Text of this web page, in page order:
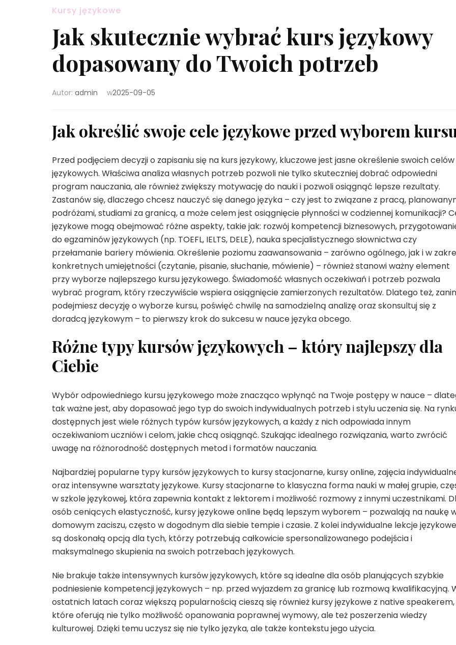
Kursy językowe
Jak skutecznie wybrać kurs językowy
dopasowany do Twoich potrzeb
Autor: admin w2025-09-05
Jak określić swoje cele językowe przed wyborem
Przed podjęciem decyzji o zapisaniu się na kurs językowy, kluczowe jest jasne określenie swoich celów
językowych. Właściwa analiza własnych potrzeb pozwoli nie tylko skuteczniej dobrać odpowiedni
program nauczania, ale również zwiększy motywację do nauki i pozwoli osiągnąć lepsze rezultaty.
Zastanów się, dlaczego chcesz nauczyć się danego języka – czy jest to związane z pracą,
podróżami, studiami za granicą, a może celem jest osiągnięcie płynności w codziennej komunikacji?
językowe mogą obejmować różne aspekty, takie jak: rozwój kompetencji biznesowych,
do egzaminów językowych (np. TOEFL, IELTS, DELE), nauka specjalistycznego słownictwa czy
przełamanie bariery mówienia. Określenie poziomu zaawansowania – zarówno ogólnego, jak i w
konkretnych umiejętności (czytanie, pisanie, słuchanie, mówienie) – również stanowi ważny element
przy wyborze najlepszego kursu językowego. Świadomość własnych oczekiwań i potrzeb pozwala
wybrać program, który rzeczywiście wspiera osiągnięcie zamierzonych rezultatów. Dlatego też,
podejmiesz decyzję o wyborze kursu, poświęć chwilę na samodzielną analizę oraz skonsultuj się z
doradcą językowym – to pierwszy krok do sukcesu w nauce języka obcego.
Różne typy kursów językowych – który najlepszy dla
Ciebie
Wybór odpowiedniego kursu językowego może znacząco wpłynąć na Twoje postępy w nauce –
tak ważne jest, aby dopasować jego typ do swoich indywidualnych potrzeb i stylu uczenia się. Na
dostępnych jest wiele różnych typów kursów językowych, a każdy z nich odpowiada innym
oczekiwaniom uczniów i celom, jakie chcą osiągnąć. Szukając idealnego rozwiązania, warto zwrócić
uwagę na różnorodność dostępnych metod i formatów nauczania.
Najbardziej popularne typy kursów językowych to kursy stacjonarne, kursy online, zajęcia
oraz intensywne warsztaty językowe. Kursy stacjonarne to klasyczna forma nauki w małej grupie,
w szkole językowej, która zapewnia kontakt z lektorem i możliwość rozmowy z innymi uczestnikami.
osób ceniących elastyczność, kursy językowe online będą lepszym wyborem – pozwalają na naukę
domowym zaciszu, często w dogodnym dla siebie tempie i czasie. Z kolei indywidualne lekcje językowe
są doskonałą opcją dla tych, którzy potrzebują całkowicie spersonalizowanego podejścia i
maksymalnego skupienia na swoich potrzebach językowych.
Nie brakuje także intensywnych kursów językowych, które są idealne dla osób planujących szybkie
podniesienie kompetencji językowych – np. przed wyjazdem za granicę lub rozmową kwalifikacyjną.
ostatnich latach coraz większą popularnością cieszą się również kursy językowe z native speakerem,
które oferują nie tylko możliwość opanowania poprawnej wymowy, ale też poszerzenia wiedzy
kulturowej. Dzięki temu uczysz się nie tylko języka, ale także kontekstu jego użycia.